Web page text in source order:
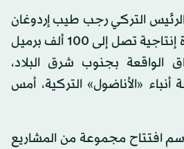
التركي رجب طيب إردوغان
عن كشف نفطي بقدرة إنتاجية تصل إلى 100 ألف برميل
الواقعة بجنوب شرق البلاد،
«الأناضول» التركية، أمس
افتتاح مجموعة من المشاريع